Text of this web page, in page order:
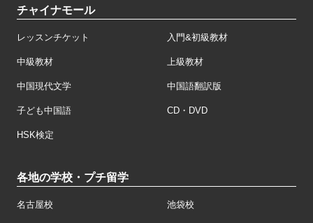
チャイナモール
レッスンチケット 入門&初級教材
中級教材 上級教材
中国現代文学 中国語翻訳版
子ども中国語 CD・DVD
HSK検定
各地の学校・プチ留学
名古屋校 池袋校